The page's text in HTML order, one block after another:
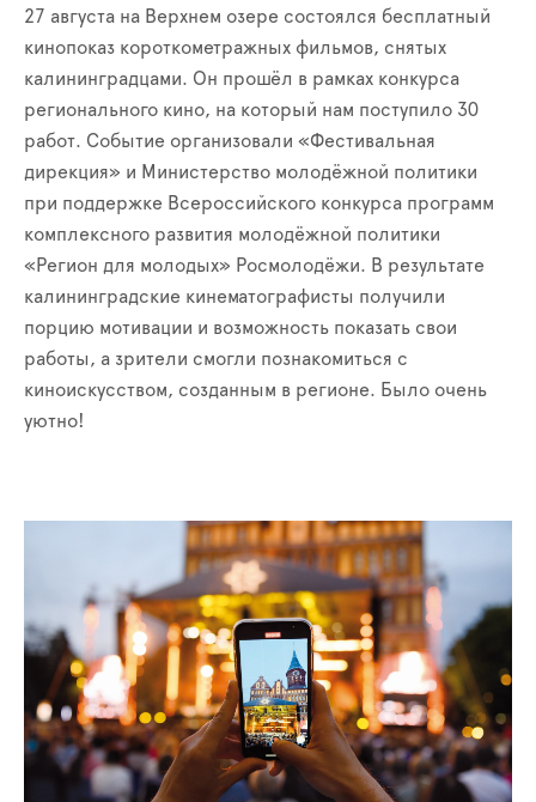
27 августа на Верхнем озере состоялся бесплатный
кинопоказ короткометражных фильмов, снятых
калининградцами. Он прошёл в рамках конкурса
регионального кино, на который нам поступило 30
работ. Событие организовали «Фестивальная
дирекция» и Министерство молодёжной политики
при поддержке Всероссийского конкурса программ
комплексного развития молодёжной политики
«Регион для молодых» Росмолодёжи. В результате
калининградские кинематографисты получили
порцию мотивации и возможность показать свои
работы, а зрители смогли познакомиться с
киноискусством, созданным в регионе. Было очень
уютно!